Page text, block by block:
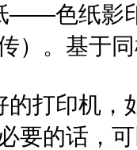
色纸影印
传）。基
印机，
必要的话